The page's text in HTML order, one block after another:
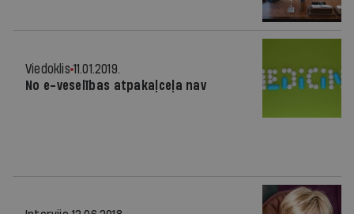
Viedoklis 11.01.2019.
No e-veselības atpakaļceļa nav